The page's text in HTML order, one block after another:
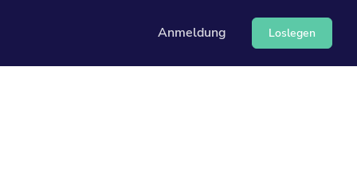
Anmeldung Loslegen